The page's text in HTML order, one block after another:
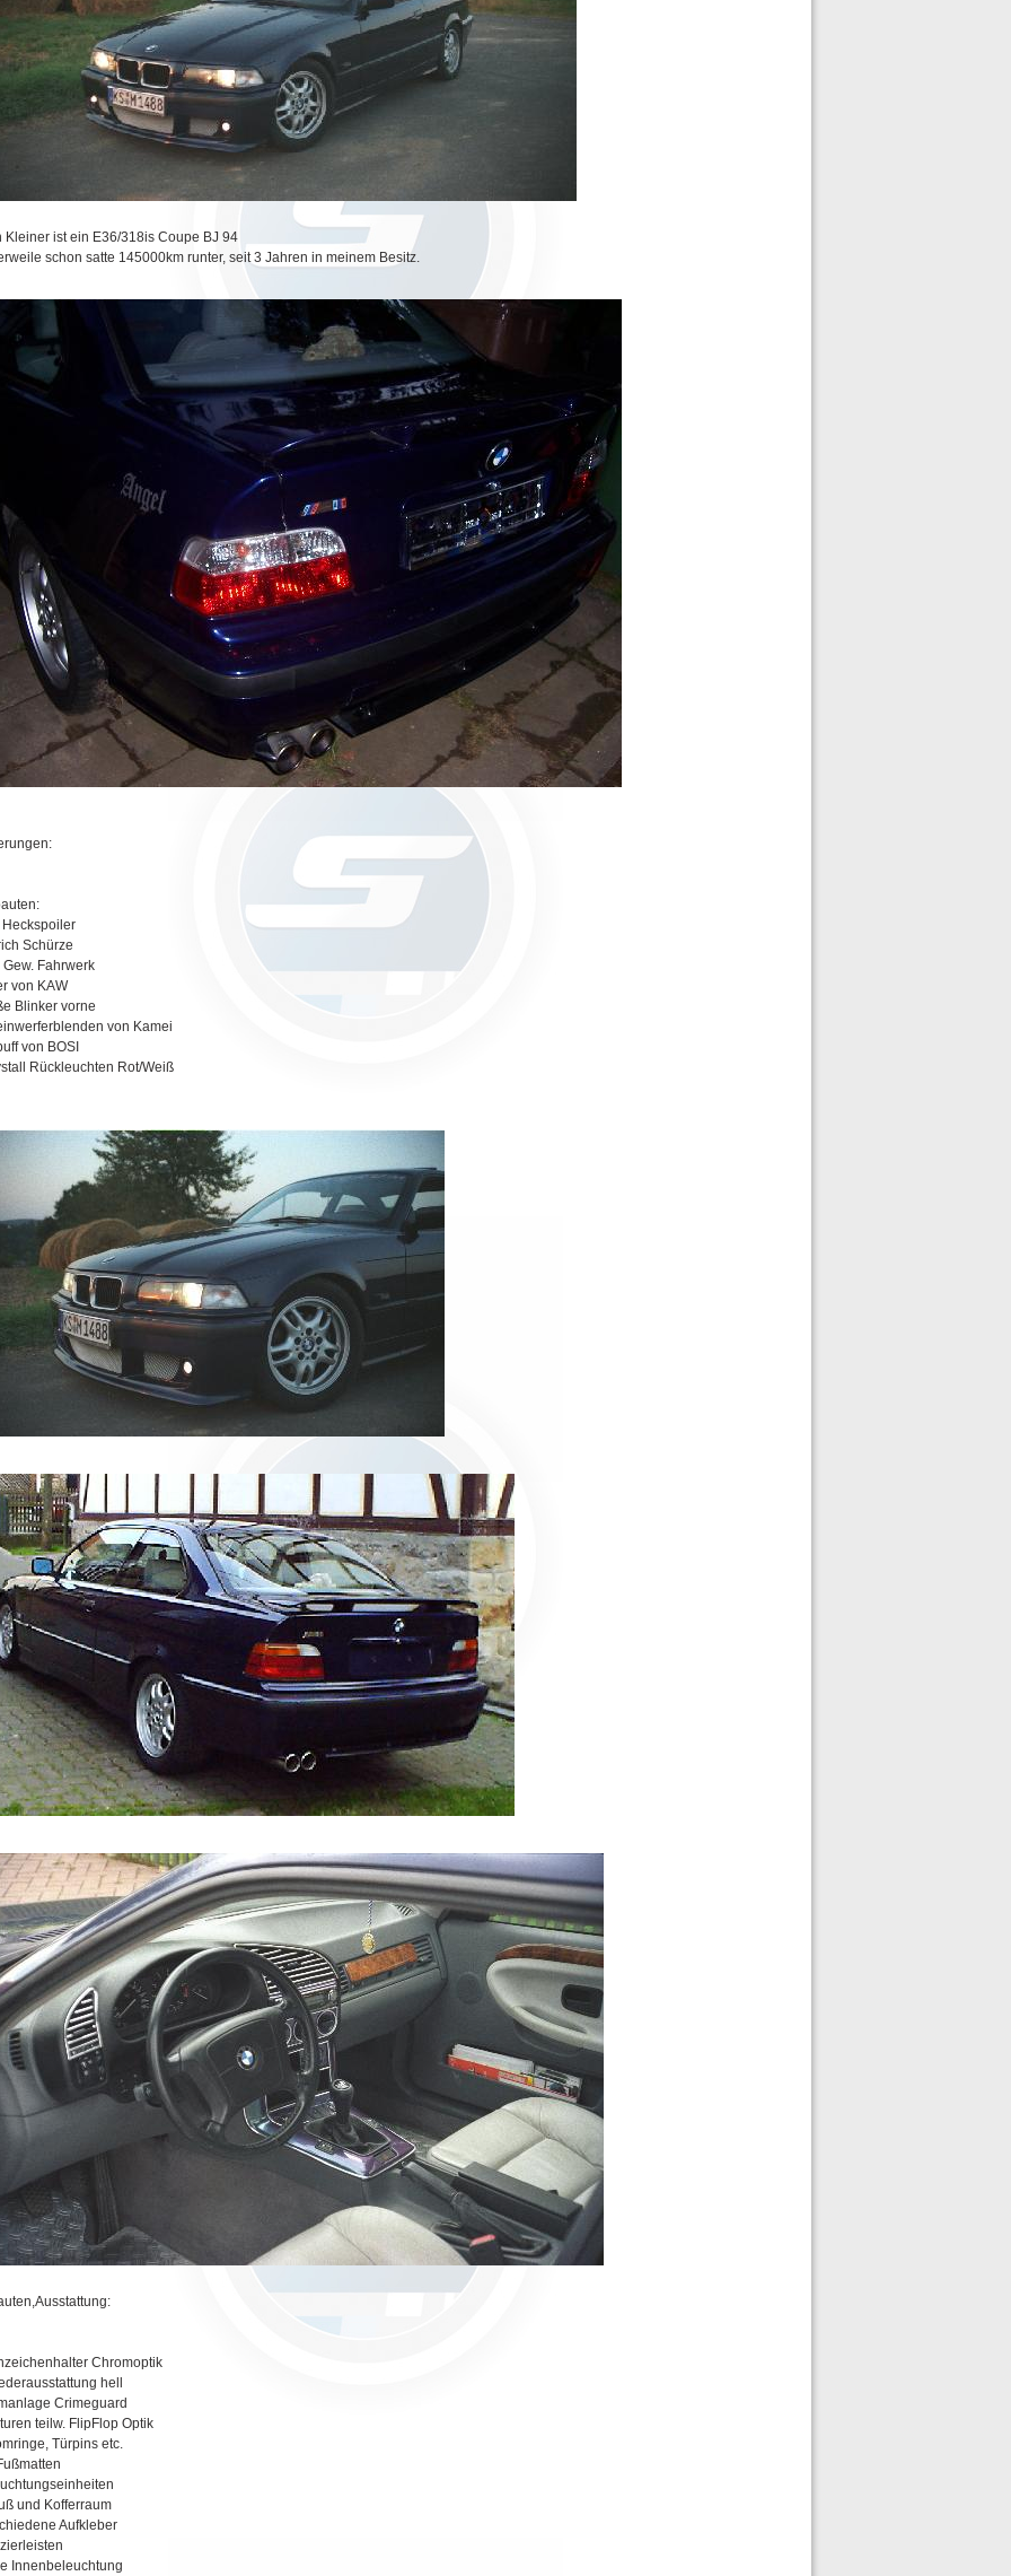
Kleiner ist ein E36/318is Coupe BJ 94
schon satte 145000km runter, seit 3 Jahren in meinem Besitz.
Heckspoiler
Schürze
Fahrwerk
von KAW
Blinker vorne
von Kamei
von BOSI
Rückleuchten Rot/Weiß
Chromoptik
hell
Crimeguard
teilw. FlipFlop Optik
Türpins etc.
und Kofferraum
Aufkleber
Innenbeleuchtung